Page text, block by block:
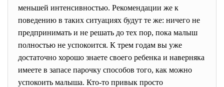
меньшей интенсивностью. Рекомендации же к
поведению в таких ситуациях будут те же: ничего не
предпринимать и не решать до тех пор, пока малыш
полностью не успокоится. К трем годам вы уже
достаточно хорошо знаете своего ребенка и наверняка
имеете в запасе парочку способов того, как можно
успокоить малыша. Кто-то привык просто